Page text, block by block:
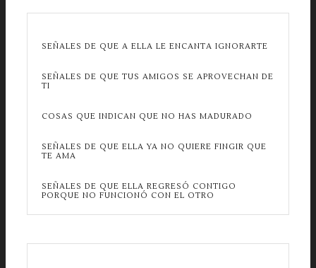
SEÑALES DE QUE A ELLA LE ENCANTA IGNORARTE
SEÑALES DE QUE TUS AMIGOS SE APROVECHAN DE
TI
COSAS QUE INDICAN QUE NO HAS MADURADO
SEÑALES DE QUE ELLA YA NO QUIERE FINGIR QUE
TE AMA
SEÑALES DE QUE ELLA REGRESÓ CONTIGO
PORQUE NO FUNCIONÓ CON EL OTRO